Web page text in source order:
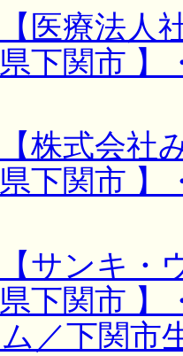
医療法
下関市 】
株式会社
下関市
サンキ
下関市
／下関市